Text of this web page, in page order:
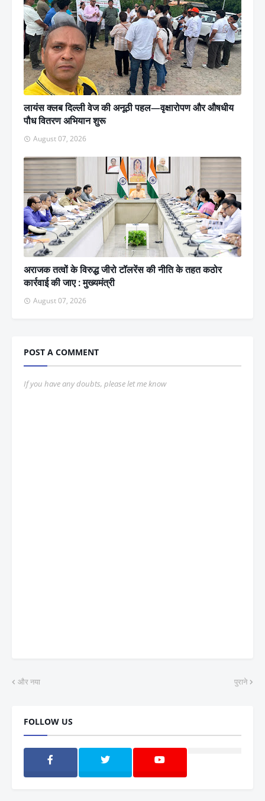
लायंस क्लब दिल्ली वेज की अनूठी पहल—वृक्षारोपण और औषधीय
पौध वितरण अभियान शुरू
August 07, 2026
अराजक तत्वों के विरुद्ध जीरो टॉलरेंस की नीति के तहत कठोर
कार्रवाई की जाए : मुख्यमंत्री
August 07, 2026
POST A COMMENT
If you have any doubts, please let me know
और नया पुराने
FOLLOW US